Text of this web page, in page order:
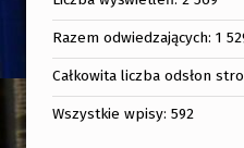
Razem odwiedzających:1
Całkowita liczba odsłon
Wszystkie wpisy:592